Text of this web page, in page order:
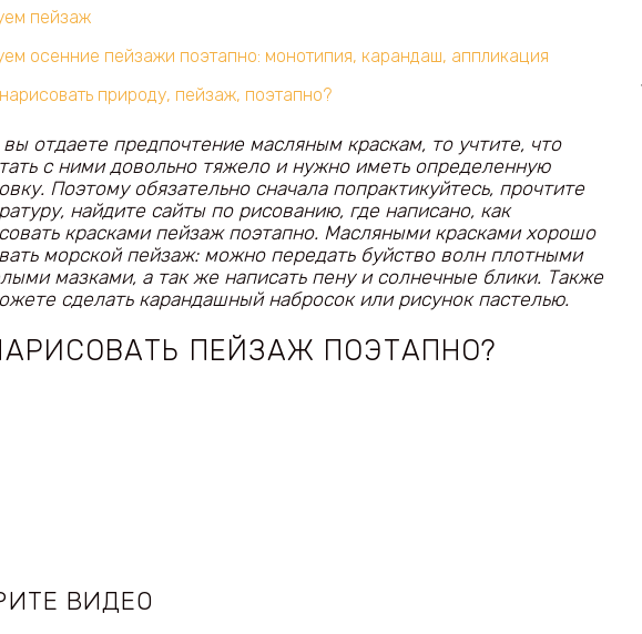
пейзаж
осенние пейзажи поэтапно: монотипия, карандаш, аппликация
природу, пейзаж, поэтапно?
отдаете предпочтение масляным краскам, то учтите, что
с ними довольно тяжело и нужно иметь определенную
Поэтому обязательно сначала попрактикуйтесь, прочтите
найдите сайты по рисованию, где написано, как
красками пейзаж поэтапно. Масляными красками хорошо
морской пейзаж: можно передать буйство волн плотными
мазками, а так же написать пену и солнечные блики. Также
сделать карандашный набросок или рисунок пастелью.
ПЕЙЗАЖ ПОЭТАПНО?
ВИДЕО